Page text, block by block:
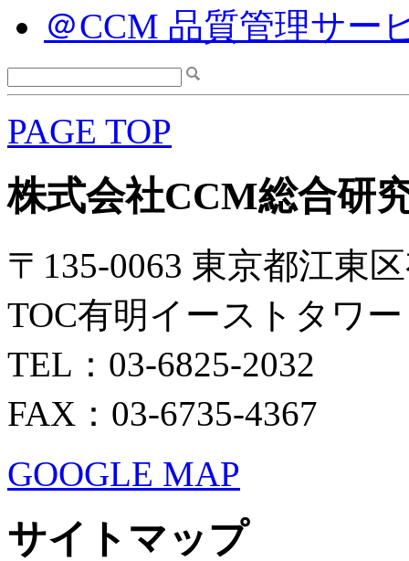
＠CCM 品質管理サー
PAGE TOP
株式会社CCM総合研
〒135-0063 東京都江東
TOC有明イーストタワ
TEL：03-6825-2032
FAX：03-6735-4367
GOOGLE MAP
サイトマップ